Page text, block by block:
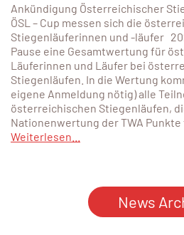
Ankündigung Österreichischer
ÖSL – Cup messen sich die
Stiegenläuferinnen und -läufer
Pause eine Gesamtwertung für
Läuferinnen und Läufer bei
Stiegenläufen. In die Wertung
eigene Anmeldung nötig) alle
österreichischen Stiegenläufen,
Nationenwertung der TWA
Weiterlesen...
News